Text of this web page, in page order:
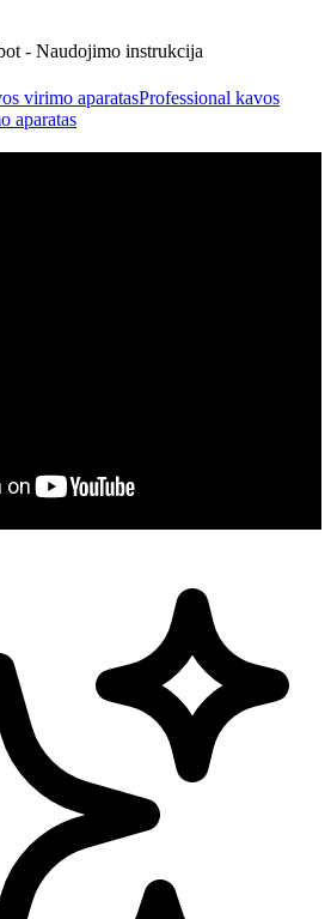
- Naudojimo instrukcija
virimo aparatasProfessional kavos
aparatas